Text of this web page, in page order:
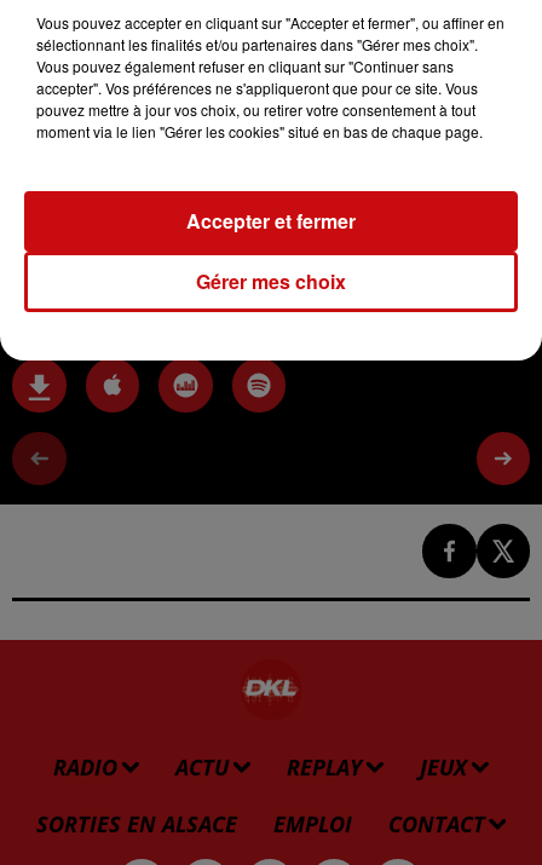
0:00 3 min 1 sec
01/03/2023 BOURSE : DANS QUELLES
ENTREPRISES FAUT-IL INVESTIR ?
Avec Philippe Koch, expert en investissement sur DKL
RADIO ACTU REPLAY
JEUX
SORTIES EN ALSACE
EMPLOI CONTACT
Vous pouvez accepter en cliquant sur "Accepter et fermer", ou affiner en
sélectionnant les finalités et/ou partenaires dans "Gérer mes choix".
Vous pouvez également refuser en cliquant sur "Continuer sans
accepter". Vos préférences ne s'appliqueront que pour ce site. Vous
pouvez mettre à jour vos choix, ou retirer votre consentement à tout
moment via le lien "Gérer les cookies" situé en bas de chaque page.
Gérer mes choix
Accepter et fermer